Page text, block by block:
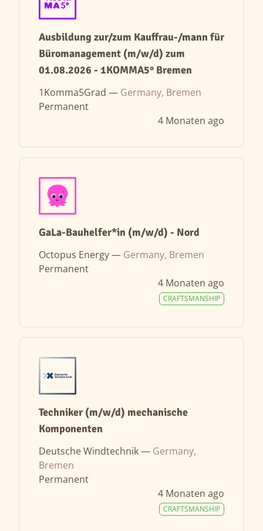
Ausbildung zur/zum Kauffrau-/mann für
Büromanagement (m/w/d) zum
01.08.2026 - 1KOMMA5° Bremen
1Komma5Grad — Germany, Bremen
Permanent
4 Monaten ago
GaLa-Bauhelfer*in (m/w/d) - Nord
Octopus Energy — Germany, Bremen
Permanent
4 Monaten ago
CRAFTSMANSHIP
Techniker (m/w/d) mechanische
Komponenten
Deutsche Windtechnik — Germany,
Bremen
Permanent
4 Monaten ago
CRAFTSMANSHIP